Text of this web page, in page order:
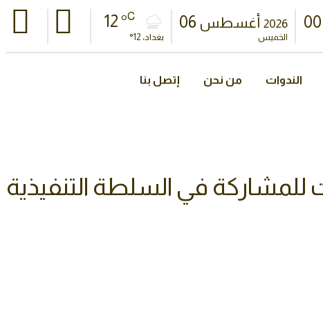
00
2026 أغسطس 06
الخميس
12 °C
بغداد، 12°
الندوات من نحن إتصل بنا
للمشاركة في السلطة التنفيذية